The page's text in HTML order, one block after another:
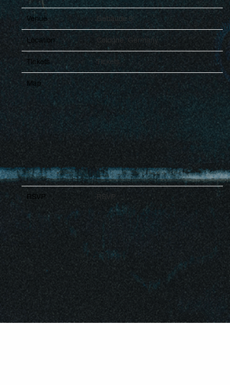
Venue Gebäude 9
Location Cologne, Germany
Tickets Tickets
Map
RSVP RSVP